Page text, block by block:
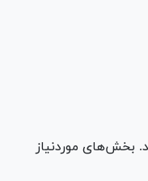
بخش‌های موردنیاز